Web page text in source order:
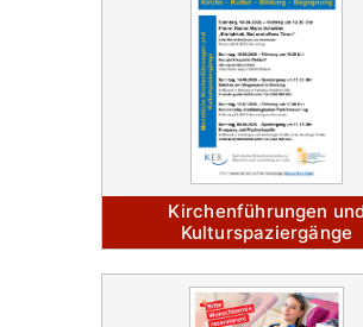
Kirchenführungen
Kulturspaziergänge